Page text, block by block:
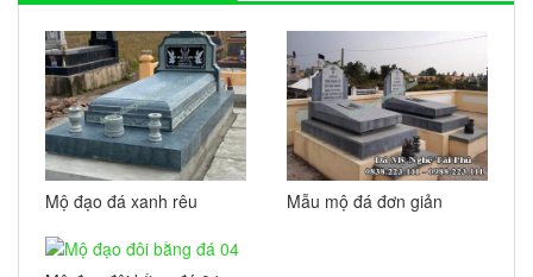
Mộ đạo đá xanh rêu
Mẫu mộ đá đơn giản